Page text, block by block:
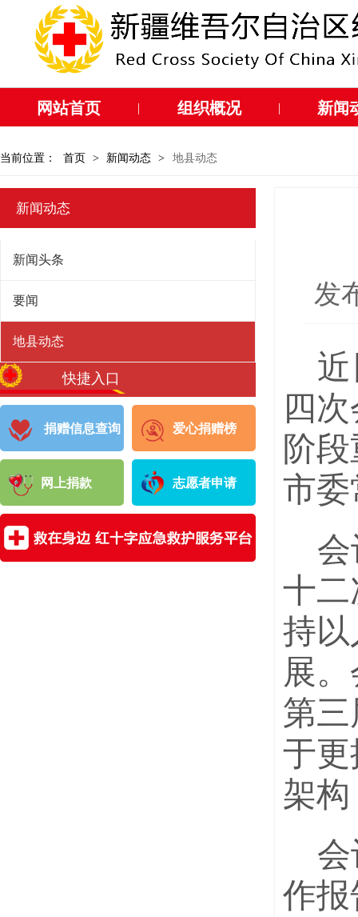
网站首页 | 组织概况 | 新闻
当前位置： 首页 > 新闻动态 > 地县动态
新闻动态
新闻头条
要闻
地县动态
快捷入口
捐赠信息查询 爱心捐赠榜
网上捐款 志愿者申请
发
四
阶
市
十
持
展
第
于
架
作报